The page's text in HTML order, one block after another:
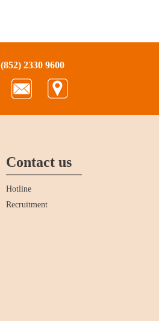
(852) 2330 9600
Contact us
Hotline
Recruitment